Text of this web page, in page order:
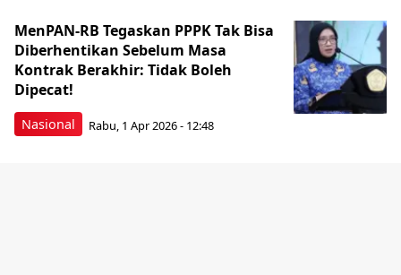
Nasional
MenPAN-RB Tegaskan PPPK Tak Bisa
Diberhentikan Sebelum Masa
Kontrak Berakhir: Tidak Boleh
Dipecat!
Rabu, 1 Apr 2026 - 12:48